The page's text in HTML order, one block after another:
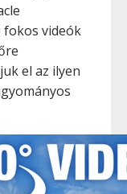
fokos videók
el az ilyen